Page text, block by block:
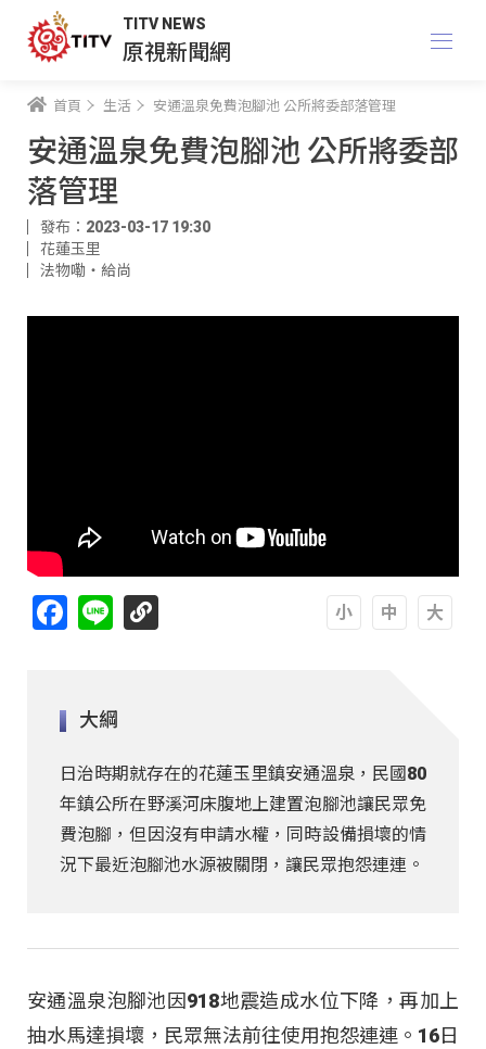
TITV NEWS
原視新聞網
首頁 生活 安通溫泉免費泡腳池 公所將委部落管理
安通溫泉免費泡腳池 公所將委部
落管理
發布：2023-03-17 19:30
花蓮玉里
法物嘞‧給尚
Facebook
Line
大綱
日治時期就存在的花蓮玉里鎮安通溫泉，民國80
年鎮公所在野溪河床腹地上建置泡腳池讓民眾免
費泡腳，但因沒有申請水權，同時設備損壞的情
況下最近泡腳池水源被關閉，讓民眾抱怨連連。
安通溫泉泡腳池因918地震造成水位下降，再加上
抽水馬達損壞，民眾無法前往使用抱怨連連。16日